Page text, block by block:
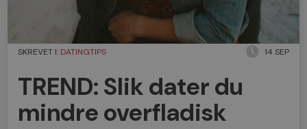
SKREVET I: DATINGTIPS 14 SEP
TREND: Slik dater du
mindre overfladisk